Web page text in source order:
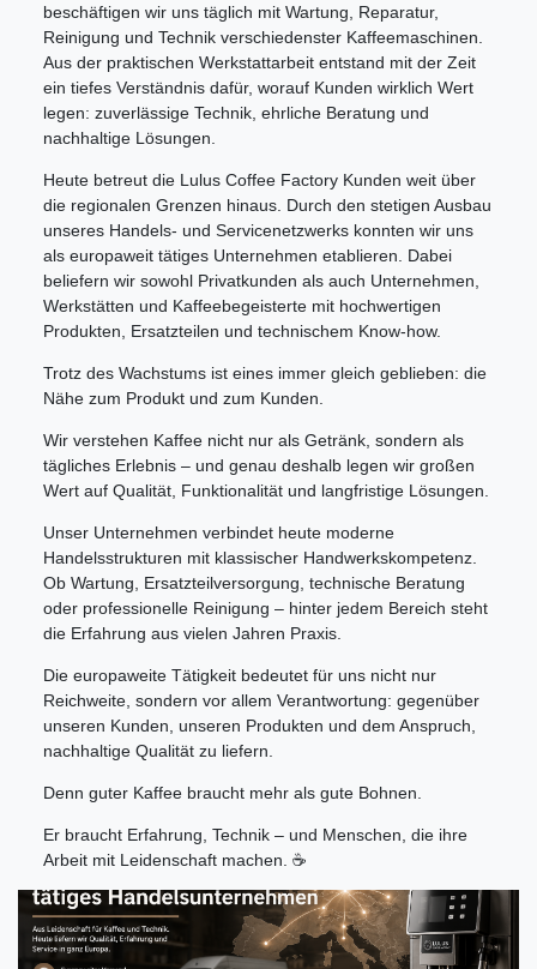
beschäftigen wir uns täglich mit Wartung, Reparatur,
Reinigung und Technik verschiedenster Kaffeemaschinen.
Aus der praktischen Werkstattarbeit entstand mit der Zeit
ein tiefes Verständnis dafür, worauf Kunden wirklich Wert
legen: zuverlässige Technik, ehrliche Beratung und
nachhaltige Lösungen.
Heute betreut die Lulus Coffee Factory Kunden weit über
die regionalen Grenzen hinaus. Durch den stetigen Ausbau
unseres Handels- und Servicenetzwerks konnten wir uns
als europaweit tätiges Unternehmen etablieren. Dabei
beliefern wir sowohl Privatkunden als auch Unternehmen,
Werkstätten und Kaffeebegeisterte mit hochwertigen
Produkten, Ersatzteilen und technischem Know-how.
Trotz des Wachstums ist eines immer gleich geblieben: die
Nähe zum Produkt und zum Kunden.
Wir verstehen Kaffee nicht nur als Getränk, sondern als
tägliches Erlebnis – und genau deshalb legen wir großen
Wert auf Qualität, Funktionalität und langfristige Lösungen.
Unser Unternehmen verbindet heute moderne
Handelsstrukturen mit klassischer Handwerkskompetenz.
Ob Wartung, Ersatzteilversorgung, technische Beratung
oder professionelle Reinigung – hinter jedem Bereich steht
die Erfahrung aus vielen Jahren Praxis.
Die europaweite Tätigkeit bedeutet für uns nicht nur
Reichweite, sondern vor allem Verantwortung: gegenüber
unseren Kunden, unseren Produkten und dem Anspruch,
nachhaltige Qualität zu liefern.
Denn guter Kaffee braucht mehr als gute Bohnen.
Er braucht Erfahrung, Technik – und Menschen, die ihre
Arbeit mit Leidenschaft machen. ☕